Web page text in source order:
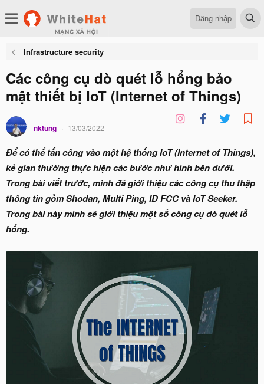
Đăng nhập
Infrastructure security
Các công cụ dò quét lỗ hổng bảo
mật thiết bị IoT (Internet of Things)
nktung 13/03/2022
Để có thể tấn công vào một hệ thống IoT (Internet of Things),
kẻ gian thường thực hiện các bước như hình bên dưới.
Trong bài viết trước, mình đã giới thiệu các công cụ thu thập
thông tin gồm Shodan, Multi Ping, ID FCC và IoT Seeker.
Trong bài này mình sẽ giới thiệu một số công cụ dò quét lỗ
hổng.